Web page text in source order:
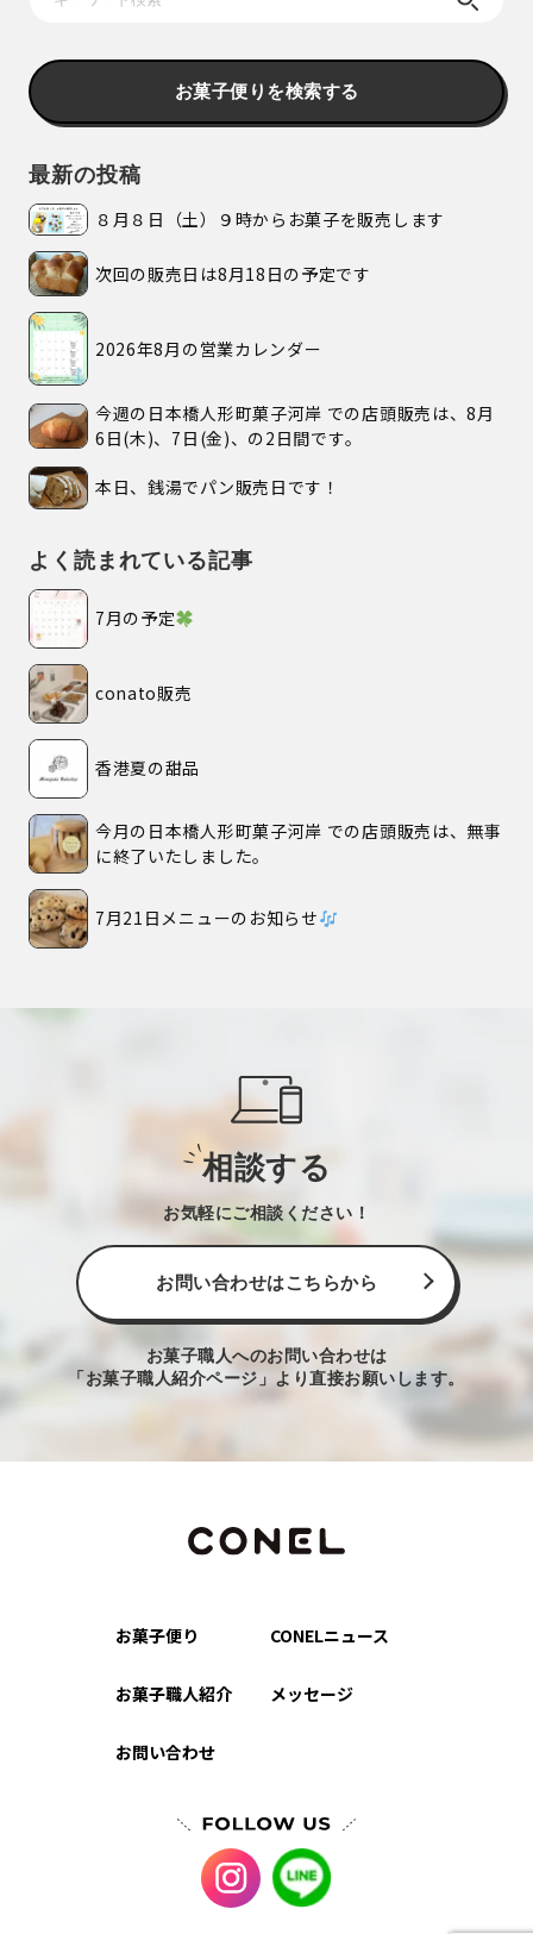
お菓子便りを検索する
最新の投稿
８月８日（土）９時からお菓子を販売します
次回の販売日は8月18日の予定です
2026年8月の営業カレンダー
今週の日本橋人形町菓子河岸 での店頭販売は、8月
6日(木)、7日(金)、の2日間です。
本日、銭湯でパン販売日です！
よく読まれている記事
7月の予定
conato販売
香港夏の甜品
今月の日本橋人形町菓子河岸 での店頭販売は、無事
に終了いたしました。
7月21日メニューのお知らせ
相談する
お気軽にご相談ください！
お問い合わせはこちらから
お菓子職人へのお問い合わせは
「お菓子職人紹介ページ」より直接お願いします。
お菓子便り CONELニュース
お菓子職人紹介 メッセージ
お問い合わせ